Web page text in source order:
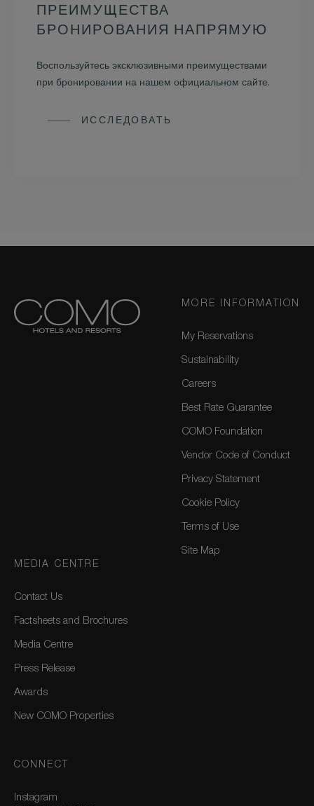
ПРЕИМУЩЕСТВА
БРОНИРОВАНИЯ НАПРЯМУЮ
Воспользуйтесь эксклюзивными преимуществами
при бронировании на нашем официальном сайте.
ИССЛЕДОВАТЬ
MORE INFORMATION
My Reservations
Sustainability
Careers
Best Rate Guarantee
COMO Foundation
Vendor Code of Conduct
Privacy Statement
Cookie Policy
Terms of Use
Site Map
MEDIA CENTRE
Contact Us
Factsheets and Brochures
Media Centre
Press Release
Awards
New COMO Properties
CONNECT
Instagram